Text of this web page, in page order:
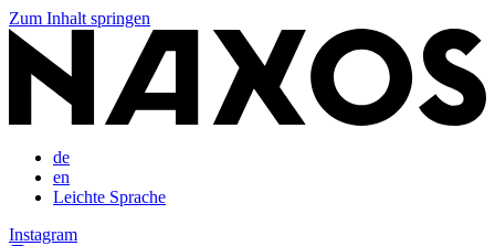
Zum Inhalt springen
de
en
Leichte Sprache
Instagram